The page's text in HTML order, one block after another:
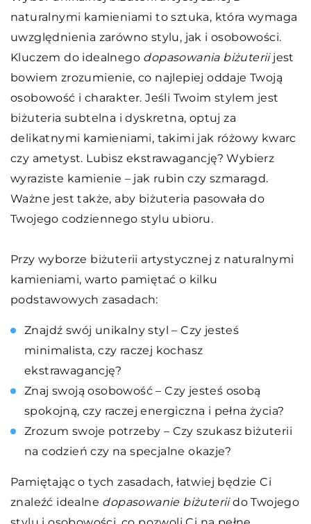
naturalnymi kamieniami to sztuka, która wymaga
uwzględnienia zarówno stylu, jak i osobowości.
Kluczem do idealnego dopasowania biżuteriijest
bowiem zrozumienie, co najlepiej oddaje Twoją
osobowość i charakter. Jeśli Twoim stylem jest
biżuteria subtelna i dyskretna, optuj za
delikatnymi kamieniami, takimi jak różowy kwarc
czy ametyst. Lubisz ekstrawagancję? Wybierz
wyraziste kamienie – jak rubin czy szmaragd.
Ważne jest także, aby biżuteria pasowała do
Twojego codziennego stylu ubioru.
Przy wyborze biżuterii artystycznej z naturalnymi
kamieniami, warto pamiętać o kilku
podstawowych zasadach:
Znajdź swój unikalny styl – Czy jesteś
minimalista, czy raczej kochasz
ekstrawagancję?
Znaj swoją osobowość – Czy jesteś osobą
spokojną, czy raczej energiczna i pełna życia?
Zrozum swoje potrzeby – Czy szukasz biżuterii
na codzień czy na specjalne okazje?
Pamiętając o tych zasadach, łatwiej będzie Ci
znaleźć idealne dopasowanie biżuteriido Twojego